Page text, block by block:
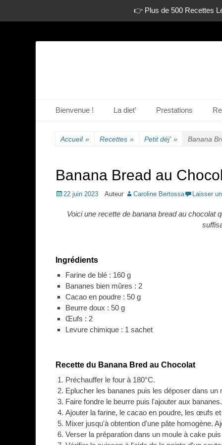
👉 Plus de 500 Recettes
Menu principal
Bienvenue ! La diet’ Prestations
Accueil » Recettes » Petit déj' » Banana
Banana Bread au
Posted
22 juin 2023 Auteur Caroline Bertossa Laisser
Voici une recette de banana bread au chocolat
Ingrédients
Farine de blé : 160 g
Bananes bien mûres : 2
Cacao en poudre : 50 g
Beurre doux : 50 g
Œufs : 2
Levure chimique : 1 sachet
Recette du Banana Bred au Chocolat
Préchauffer le four à 180°C.
Eplucher les bananes puis les déposer dans un
Faire fondre le beurre puis l'ajouter aux bananes.
Ajouter la farine, le cacao en poudre, les œufs
Mixer jusqu'à obtention d'une pâte homogène.
Verser la préparation dans un moule à cake